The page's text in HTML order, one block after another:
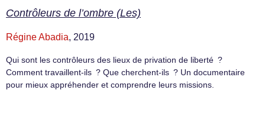
Contrôleurs de l’ombre (Les)
Régine Abadia, 2019
Qui sont les contrôleurs des lieux de privation de liberté ?
Comment travaillent-ils ? Que cherchent-ils ? Un documentaire
pour mieux appréhender et comprendre leurs missions.